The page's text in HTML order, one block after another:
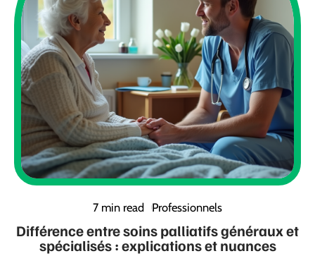
7 min read Professionnels
Différence entre soins palliatifs généraux et
spécialisés : explications et nuances